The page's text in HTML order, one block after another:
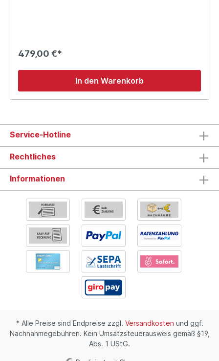
479,00 €*
In den Warenkorb
Service-Hotline
Rechtliches
Informationen
* Alle Preise sind Endpreise zzgl. Versandkosten und ggf.
Nachnahmegebühren. Kein Umsatzsteuerausweis gemäß §19,
Abs. 1 UStG.